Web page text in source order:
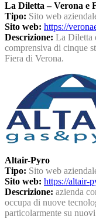
La Diletta – Verona e
Tipo: Sito web
Sito web: https://
Descrizione: La Diletta
comprensiva di cinque
Fiera di Verona.
Altair-Pyro
Tipo: Sito web
Sito web: https://altair-
Descrizione: azienda
occupa di nuove
particolarmente su